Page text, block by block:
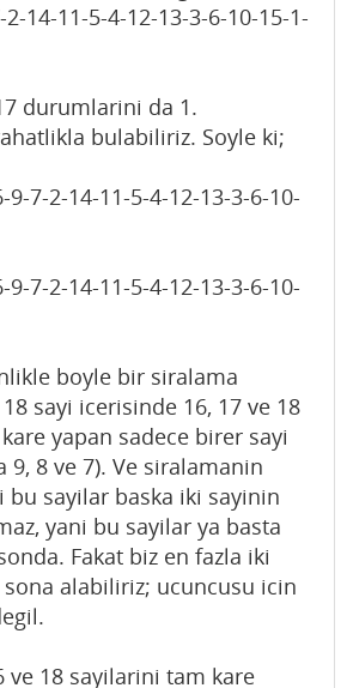
14-11-5-4-12-13-3-6-10-15-1-
durumlarini da 1.
bulabiliriz. Soyle ki;
7-2-14-11-5-4-12-13-3-6-10-
7-2-14-11-5-4-12-13-3-6-10-
boyle bir siralama
sayi icerisinde 16, 17 ve 18
yapan sadece birer sayi
9, 8 ve 7). Ve siralamanin
bu sayilar baska iki sayinin
yani bu sayilar ya basta
Fakat biz en fazla iki
sona alabiliriz; ucuncusu icin
ve 18 sayilarini tam kare